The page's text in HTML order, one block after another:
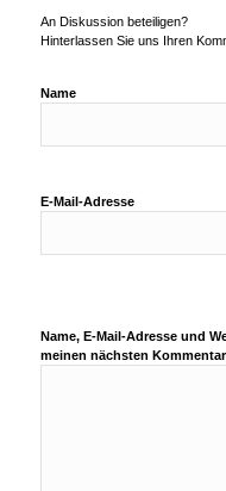
An Diskussion beteiligen?
Hinterlassen Sie uns Ihren
Name
E-Mail-Adresse
Name, E-Mail-Adresse und
meinen nächsten